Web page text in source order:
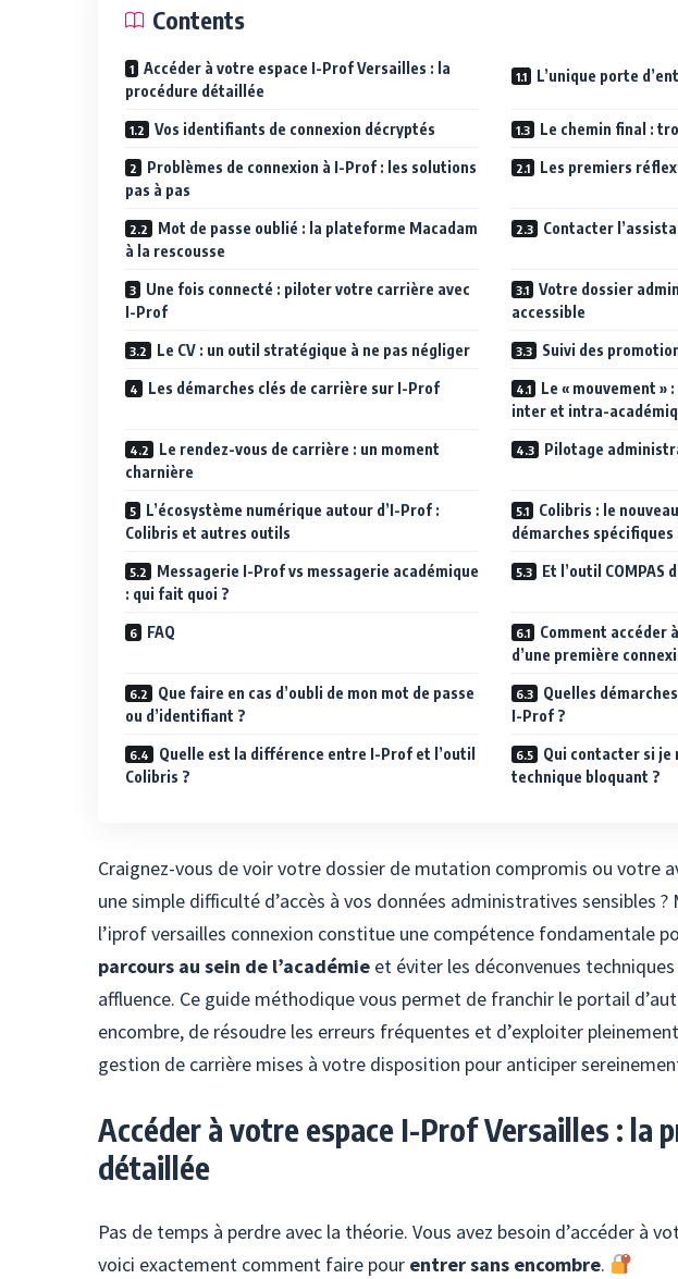
Contents
Accéder à votre espace I-Prof Versailles : la
procédure détaillée
L’unique porte
Vos identifiants de connexion décryptés Le chemin final :
Problèmes de connexion à I-Prof : les solutions
pas à pas
Les premiers
Mot de passe oublié : la plateforme Macadam
à la rescousse
Contacter
Une fois connecté : piloter votre carrière avec
I-Prof
Votre dossier
accessible
Le CV : un outil stratégique à ne pas négliger Suivi des
Les démarches clés de carrière sur I-Prof
Le « mouvement »
inter et intra-
Le rendez-vous de carrière : un moment
charnière
Pilotage
L’écosystème numérique autour d’I-Prof :
Colibris et autres outils
Colibris : le
démarches spécifiques
Messagerie I-Prof vs messagerie académique
: qui fait quoi ?
Et l’outil COMPAS
FAQ
Comment accéder
d’une première
Que faire en cas d’oubli de mon mot de passe
ou d’identifiant ?
Quelles
I-Prof ?
Quelle est la différence entre I-Prof et l’outil
Colibris ?
Qui contacter si je
technique bloquant ?
Craignez-vous de voir votre dossier de mutation compromis ou votre
une simple difficulté d’accès à vos données administratives sensibles
l’iprof versailles connexion constitue une compétence fondamentale
parcours au sein de l’académie et éviter les déconvenues
affluence. Ce guide méthodique vous permet de franchir le portail
encombre, de résoudre les erreurs fréquentes et d’exploiter
gestion de carrière mises à votre disposition pour anticiper
Accéder à votre espace I-Prof Versailles : la
détaillée
Pas de temps à perdre avec la théorie. Vous avez besoin d’accéder à
voici exactement comment faire pour entrer sans encombre.